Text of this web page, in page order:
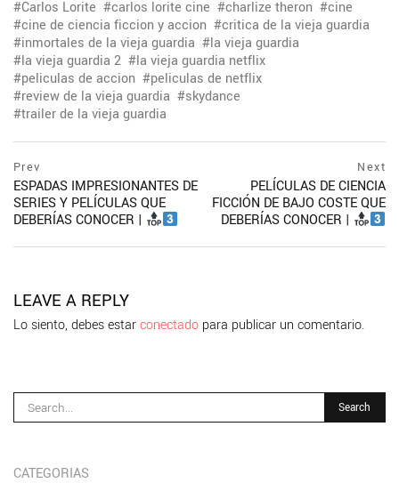
Carlos Lorite
carlos lorite cine charlize theron
cine
cine de ciencia ficcion y accion
critica de la vieja guardia
inmortales de la vieja guardia
la vieja guardia
la vieja guardia 2
la vieja guardia netflix
peliculas de accion
peliculas de netflix
review de la vieja guardia
skydance
trailer de la vieja guardia
Navegación
de
entradas
Prev
postPrevious
page
ESPADAS IMPRESIONANTES DE
SERIES Y PELÍCULAS QUE
DEBERÍAS CONOCER |
Next
PELÍCULAS DE CIENCIA
FICCIÓN DE BAJO COSTE QUE
DEBERÍAS CONOCER |
LEAVE A REPLY
Lo siento, debes estarconectado para publicar un comentario.
CATEGORIAS